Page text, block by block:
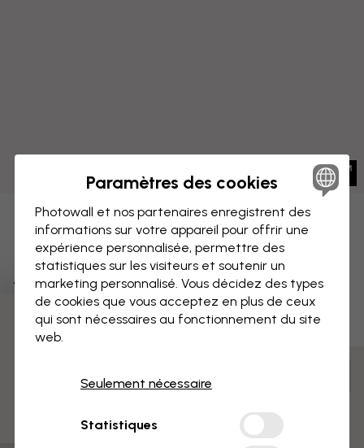
Pâturages de grès - Horizontal -
Vert
IMPRESSION SUR TOILE Enregistrer
Mesurer et commander
Surface mate
Des couleurs qui ne s’estompent pas
Paramètres des cookies
Photowall et nos partenaires enregistrent des
informations sur votre appareil pour offrir une
expérience personnalisée, permettre des
statistiques sur les visiteurs et soutenir un
marketing personnalisé. Vous décidez des types
de cookies que vous acceptez en plus de ceux
qui sont nécessaires au fonctionnement du site
web.
Seulement nécessaire
Statistiques